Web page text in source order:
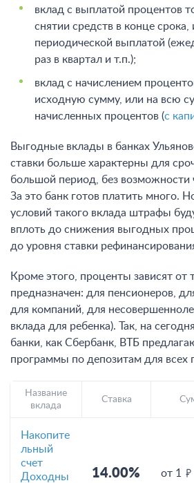
вклад с выплатой процентов
снятии средств в конце срока,
периодической выплатой
раз в квартал и т.п.);
вклад с начислением
исходную сумму, или на всю
начисленных процентов (с
Выгодные вклады в банках
ставки больше характерны для
большой период, без возможности
За это банк готов платить много.
условий такого вклада штрафы
вплоть до снижения выгодных
до уровня ставки
Кроме этого, проценты зависят от
предназначен: для пенсионеров,
для компаний, для
вклада для ребенка). Так, на
банки, как Сбербанк, ВТБ
программы по депозитам для всех
Название
вклада
Ставка
Накопите
льный
счет
Доходны
14.00% от 1